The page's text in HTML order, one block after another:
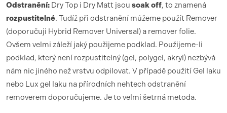
Odstranění: Dry Top i Dry Matt jsou soak off, to znamená
rozpustitelné. Tudíž při odstranění můžeme použít Remover
(doporučuji Hybrid Remover Universal) a remover folie.
Ovšem velmi záleží jaký použijeme podklad. Použijeme-li
podklad, který není rozpustitelný (gel, polygel, akryl) nezbývá
nám nic jiného než vrstvu odpilovat. V případě použití Gel laku
nebo Lux gel laku na přírodních nehtech odstranění
removerem doporučujeme. Je to velmi šetrná metoda.